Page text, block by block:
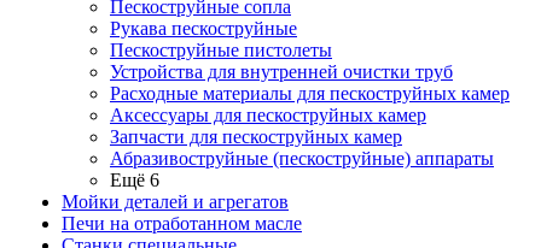
Пескоструйные сопла
Рукава пескоструйные
Пескоструйные пистолеты
Устройства для внутренней очистки труб
Расходные материалы для пескоструйных камер
Аксессуары для пескоструйных камер
Запчасти для пескоструйных камер
Абразивоструйные (пескоструйные) аппараты
Ещё 6
Мойки деталей и агрегатов
Печи на отработанном масле